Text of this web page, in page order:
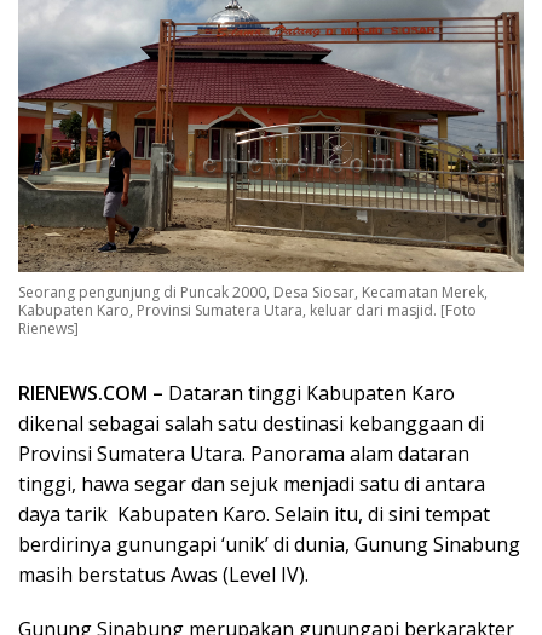
Seorang pengunjung di Puncak 2000, Desa Siosar, Kecamatan Merek,
Kabupaten Karo, Provinsi Sumatera Utara, keluar dari masjid. [Foto
Rienews]
RIENEWS.COM – Dataran tinggi Kabupaten Karo
dikenal sebagai salah satu destinasi kebanggaan di
Provinsi Sumatera Utara. Panorama alam dataran
tinggi, hawa segar dan sejuk menjadi satu di antara
daya tarik Kabupaten Karo. Selain itu, di sini tempat
berdirinya gunungapi ‘unik’ di dunia, Gunung Sinabung
masih berstatus Awas (Level IV).
Gunung Sinabung merupakan gunungapi berkarakter